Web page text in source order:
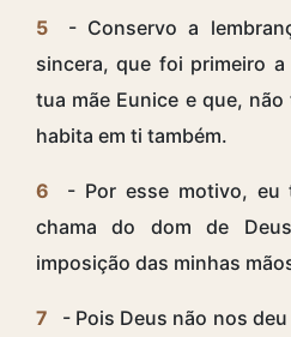
5
- Conservo a
sincera, que foi primeiro
tua mãe Eunice e que,
habita em ti também.
6
- Por esse motivo, eu
chama do dom de
imposição das minhas
7
- Pois Deus não nos